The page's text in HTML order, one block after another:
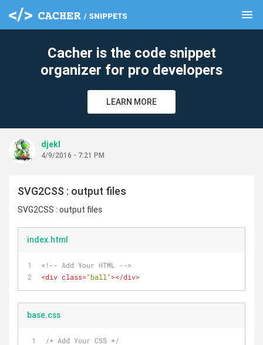
menu
Cacher is the code snippet
organizer for pro developers
LEARN MORE
djekl
4/9/2016 - 7:21 PM
SVG2CSS : output files
SVG2CSS : output files
index.html
<!-- Add Your HTML -->
<div class="ball"></div>
base.css
/* Add Your CSS */
clear